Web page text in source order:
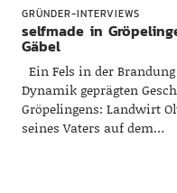
GRÜNDER-INTERVIEWS
selfmade in
Gäbel
Ein Fels in der
Dynamik geprägten
Gröpelingens: Landwirt
seines Vaters auf dem…